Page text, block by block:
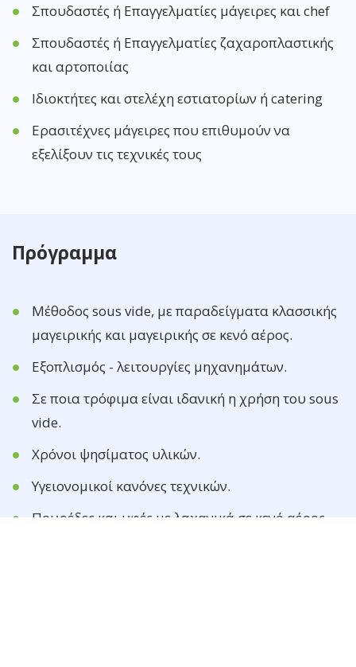
Σπουδαστές ή Επαγγελματίες μάγειρες και chef
Σπουδαστές ή Επαγγελματίες ζαχαροπλαστικής
και αρτοποιίας
Ιδιοκτήτες και στελέχη εστιατορίων ή catering
Ερασιτέχνες μάγειρες που επιθυμούν να
εξελίξουν τις τεχνικές τους
Πρόγραμμα
Μέθοδος sous vide, με παραδείγματα κλασσικής
μαγειρικής και μαγειρικής σε κενό αέρος.
Εξοπλισμός - λειτουργίες μηχανημάτων.
Σε ποια τρόφιμα είναι ιδανική η χρήση του sous
vide.
Χρόνοι ψησίματος υλικών.
Υγειονομικοί κανόνες τεχνικών.
Πουρέδες και υφές με λαχανικά σε κενό αέρος.